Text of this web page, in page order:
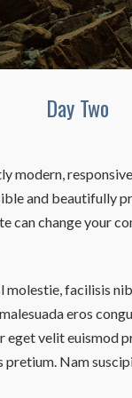
Day Two
modern,
and beautifully
can change your
molestie, facilisis
eros
eget velit euismod
Nam